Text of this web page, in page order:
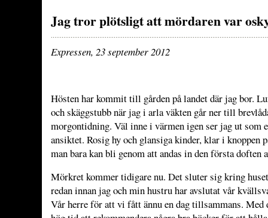
Jag tror plötsligt att mördaren var
Expressen, 23 september 2012
Hösten har kommit till gården på landet där jag bor.
och skäggstubb när jag i arla väkten går ner till
morgontidning. Väl inne i värmen igen ser jag ut som
ansiktet. Rosig hy och glansiga kinder, klar i knoppen
man bara kan bli genom att andas in den första doften
Mörkret kommer tidigare nu. Det sluter sig kring
redan innan jag och min hustru har avslutat vår
Vår herre för att vi fått ännu en dag tillsammans. Med